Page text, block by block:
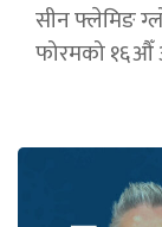
सीन फ्लेमिङ
फोरमको १६औँ